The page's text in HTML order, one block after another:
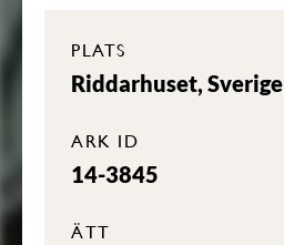
PLATS
Riddarhuset, Sverige
ARK ID
14-3845
ÄTT